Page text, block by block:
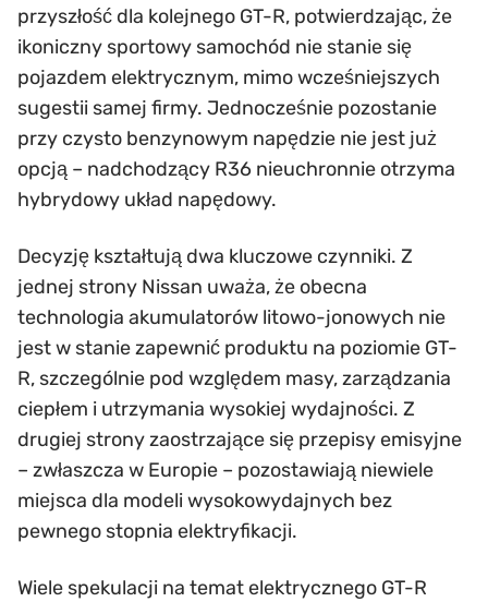
przyszłość dla kolejnego GT-R, potwierdzając, że
ikoniczny sportowy samochód nie stanie się
pojazdem elektrycznym, mimo wcześniejszych
sugestii samej firmy. Jednocześnie pozostanie
przy czysto benzynowym napędzie nie jest już
opcją – nadchodzący R36 nieuchronnie otrzyma
hybrydowy układ napędowy.
Decyzję kształtują dwa kluczowe czynniki. Z
jednej strony Nissan uważa, że obecna
technologia akumulatorów litowo-jonowych nie
jest w stanie zapewnić produktu na poziomie GT-
R, szczególnie pod względem masy, zarządzania
ciepłem i utrzymania wysokiej wydajności. Z
drugiej strony zaostrzające się przepisy emisyjne
– zwłaszcza w Europie – pozostawiają niewiele
miejsca dla modeli wysokowydajnych bez
pewnego stopnia elektryfikacji.
Wiele spekulacji na temat elektrycznego GT-R